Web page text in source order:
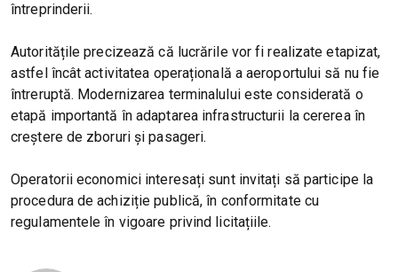
întreprinderii.
Autoritățile precizează că lucrările vor fi realizate etapizat,
astfel încât activitatea operațională a aeroportului să nu fie
întreruptă. Modernizarea terminalului este considerată o
etapă importantă în adaptarea infrastructurii la cererea în
creștere de zboruri și pasageri.
Operatorii economici interesați sunt invitați să participe la
procedura de achiziție publică, în conformitate cu
regulamentele în vigoare privind licitațiile.